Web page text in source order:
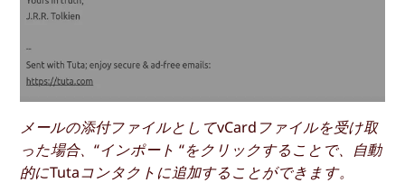
メールの添付ファイルとしてvCardファイルを受け取
った場合、“インポート “をクリックすることで、自動
的にTutaコンタクトに追加することができます。